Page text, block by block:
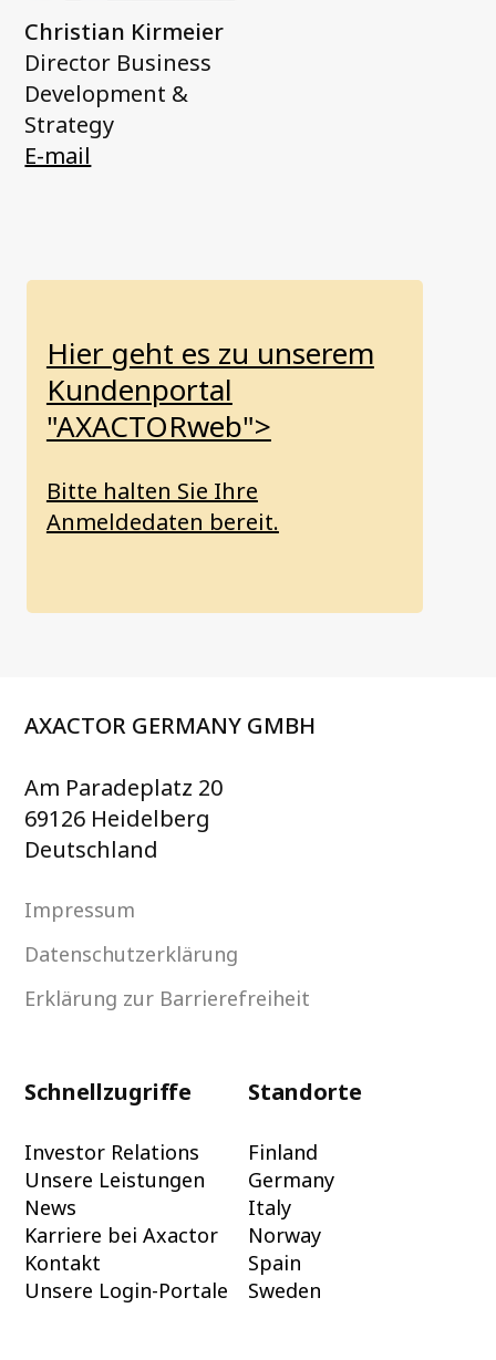
Christian Kirmeier
Director Business
Development &
Strategy
E-mail
Hier geht es zu unserem
Kundenportal
"AXACTORweb">
Bitte halten Sie Ihre
Anmeldedaten bereit.
AXACTOR GERMANY GMBH
Am Paradeplatz 20
69126 Heidelberg
Deutschland
Impressum
Datenschutzerklärung
Erklärung zur Barrierefreiheit
Schnellzugriffe
Investor Relations
Unsere Leistungen
News
Karriere bei Axactor
Kontakt
Unsere Login-Portale
Standorte
Finland
Germany
Italy
Norway
Spain
Sweden